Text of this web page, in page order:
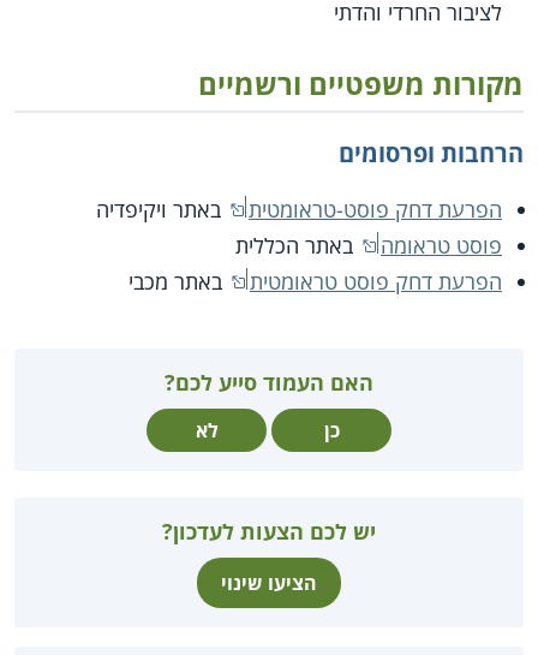
לציבור החרדי והדתי
מקורות משפטיים ורשמיים
הרחבות ופרסומים
הפרעת דחק פוסט-טראומטית
באתר ויקיפדיה
פוסט טראומה
באתר הכללית
הפרעת דחק פוסט טראומטית
באתר מכבי
האם העמוד סייע לכם?
כן לא
יש לכם הצעות לעדכון?
הציעו שינוי